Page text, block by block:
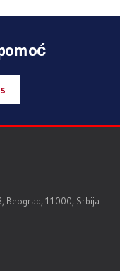
Beograd, 11000, Srbija